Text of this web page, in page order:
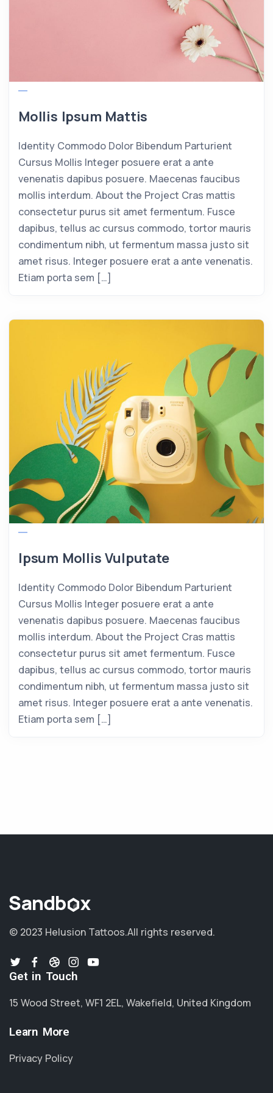
Mollis Ipsum Mattis
Identity Commodo Dolor Bibendum Parturient
Cursus Mollis Integer posuere erat a ante
venenatis dapibus posuere. Maecenas faucibus
mollis interdum. About the Project Cras mattis
consectetur purus sit amet fermentum. Fusce
dapibus, tellus ac cursus commodo, tortor mauris
condimentum nibh, ut fermentum massa justo sit
amet risus. Integer posuere erat a ante venenatis.
Etiam porta sem […]
Ipsum Mollis Vulputate
Identity Commodo Dolor Bibendum Parturient
Cursus Mollis Integer posuere erat a ante
venenatis dapibus posuere. Maecenas faucibus
mollis interdum. About the Project Cras mattis
consectetur purus sit amet fermentum. Fusce
dapibus, tellus ac cursus commodo, tortor mauris
condimentum nibh, ut fermentum massa justo sit
amet risus. Integer posuere erat a ante venenatis.
Etiam porta sem […]
© 2023 Helusion Tattoos.All rights reserved.
Get in Touch
15 Wood Street, WF1 2EL, Wakefield, United Kingdom
Learn More
Privacy Policy